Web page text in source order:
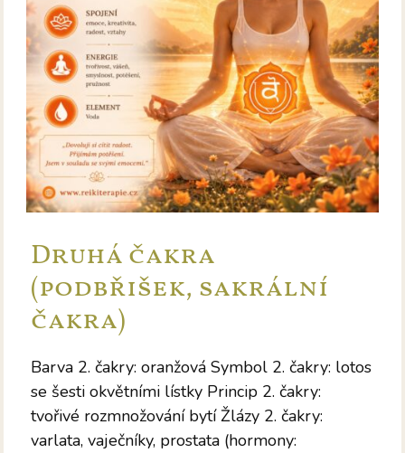
Druhá čakra
(podbřišek, sakrální
čakra)
Barva 2. čakry: oranžová Symbol 2. čakry: lotos
se šesti okvětními lístky Princip 2. čakry:
tvořivé rozmnožování bytí Žlázy 2. čakry:
varlata, vaječníky, prostata (hormony: